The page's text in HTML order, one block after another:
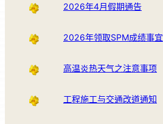
2026年4月假期通告
2026年领取SPM成绩事宜
高温炎热天气之注意事项
工程施工与交通改道通知